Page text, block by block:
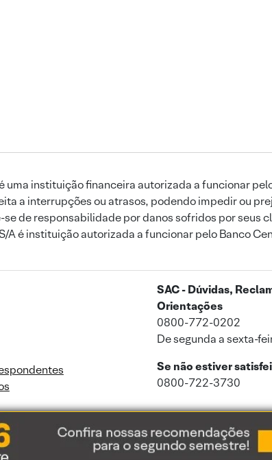
instituição financeira autorizada a funcionar
a interrupções ou atrasos, podendo impedir ou
de responsabilidade por danos sofridos por seus
é instituição autorizada a funcionar pelo Banco
SAC - Dúvidas,
Orientações
0800-772-0202
De segunda a sexta-
Se não estiver
0800-722-3730
Política de Cookiese a nossaPolítica de Privacidade.